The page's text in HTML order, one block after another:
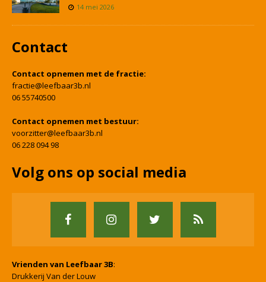
14 mei 2026
Contact
Contact opnemen met de fractie:
fractie@leefbaar3b.nl
06 55740500
Contact opnemen met bestuur:
voorzitter@leefbaar3b.nl
06 228 094 98
Volg ons op social media
Vrienden van Leefbaar 3B:
Drukkerij Van der Louw